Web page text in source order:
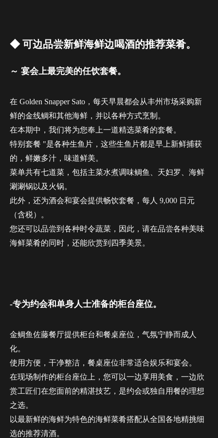
◆ 可边品尝新鲜海鲜边喝酒的推荐菜肴。
～ 宴会上最完美的任饮套餐。
在 Golden Snapper Sato，每天早晨都会从丰州市场采购新
鲜的金线鲷和其他海鲜，并以各种方式烹制。
在本期中，我们将为您奉上一道精选菜肴的套餐。
特别套餐 "是各种生鱼片，这些生鱼片都是早上新鲜捕获
的，鲜嫩多汁，味道鲜美。
菜单共有七道菜，包括主菜水煮调味鲷鱼、天妇罗、海鲜
涮涮锅以及火锅。
此外，还为酒会和宴会提供畅饮套餐，每人 9,000 日元
（含税）。
您还可以品尝到各种时令蔬菜，因此，请在品尝各种美味
海鲜菜肴的同时，还能欣赏到四季美景。
-专为约会和单身人士准备的柜台座位。
金鲷鱼佐藤餐厅提供柜台和餐桌座位，气氛宁静而成人
化。
使用方便，干净整洁，餐桌座位非常适合娱乐和宴会。
在现场制作的柜台座位上，您可以一边享用美食，一边欣
赏工匠们在您面前的精湛技艺，是约会或独自用餐的理想
之选。
以最新鲜的海鲜为特色的海鲜菜肴搭配从全国各地精挑细
选的推荐清酒。